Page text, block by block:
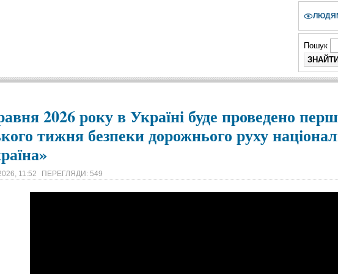
Пошук
2026 року в Україні буде проведено
тижня безпеки дорожнього руху
11:52 ПЕРЕГЛЯДИ: 549